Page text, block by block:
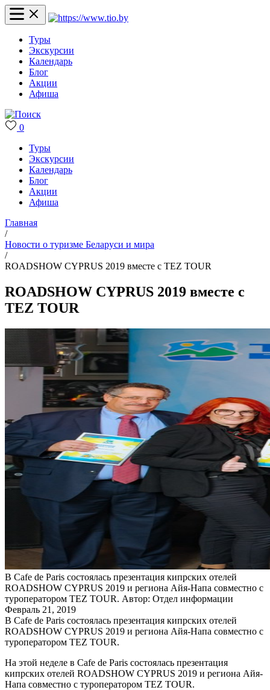
Туры
Экскурсии
Календарь
Блог
Акции
Афиша
0
Туры
Экскурсии
Календарь
Блог
Акции
Афиша
Главная
/
Новости о туризме Беларуси и мира
/
ROADSHOW CYPRUS 2019 вместе с TEZ TOUR
ROADSHOW CYPRUS 2019 вместе с
TEZ TOUR
В Сafe de Paris состоялась презентация кипрских отелей
ROADSHOW CYPRUS 2019 и региона Айя-Напа совместно с
туроператором TEZ TOUR. Автор: Отдел информации
Февраль 21, 2019
В Сafe de Paris состоялась презентация кипрских отелей
ROADSHOW CYPRUS 2019 и региона Айя-Напа совместно с
туроператором TEZ TOUR.
На этой неделе в Сafe de Paris состоялась презентация
кипрских отелей ROADSHOW CYPRUS 2019 и региона Айя-
Напа совместно с туроператором TEZ TOUR.